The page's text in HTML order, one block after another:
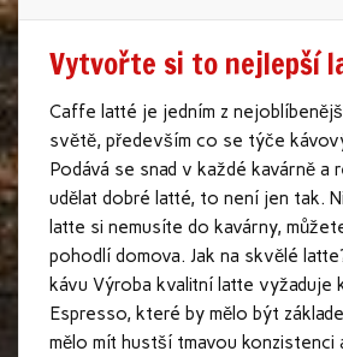
Vytvořte si to nejlepší
Caffe latté je jedním z
světě, především co se týče
Podává se snad v každé kavárně a
udělat dobré latté, to není jen tak.
latte si nemusíte do kavárny,
pohodlí domova. Jak na skvělé
kávu Výroba kvalitní latte vyžaduje
Espresso, které by mělo být
mělo mít hustší tmavou konzistenci